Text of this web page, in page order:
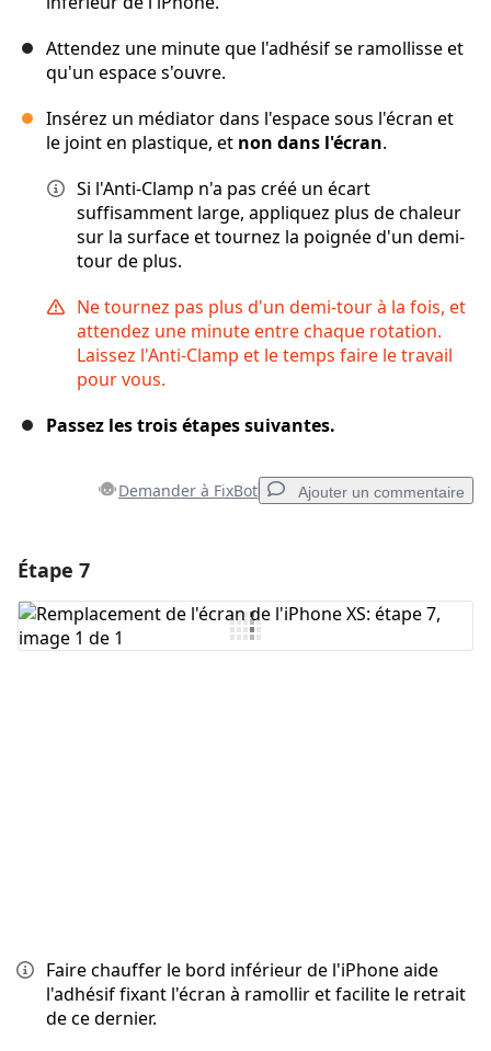
Attendez une minute que l'adhésif se ramollisse et
qu'un espace s'ouvre.
Insérez un médiator dans l'espace sous l'écran et
le joint en plastique, et non dans l'écran.
Si l'Anti-Clamp n'a pas créé un écart
suffisamment large, appliquez plus de chaleur
sur la surface et tournez la poignée d'un demi-
tour de plus.
Ne tournez pas plus d'un demi-tour à la fois, et
attendez une minute entre chaque rotation.
Laissez l'Anti-Clamp et le temps faire le travail
pour vous.
Passez les trois étapes suivantes.
Demander à FixBot Ajouter un commentaire
Ajouter un commentaire
Étape 7
Faire chauffer le bord inférieur de l'iPhone aide
l'adhésif fixant l'écran à ramollir et facilite le retrait
de ce dernier.